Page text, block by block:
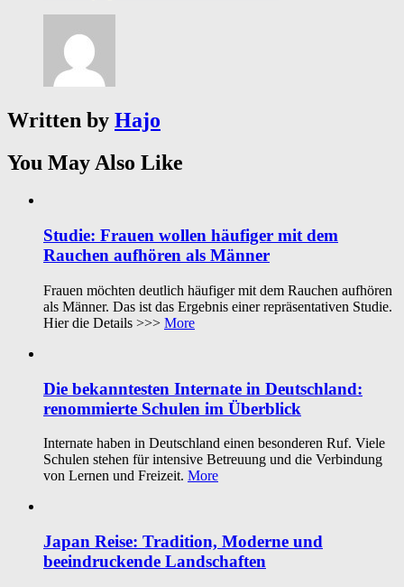
Written by Hajo
You May Also Like
Studie: Frauen wollen häufiger mit dem
Rauchen aufhören als Männer
Frauen möchten deutlich häufiger mit dem Rauchen aufhören
als Männer. Das ist das Ergebnis einer repräsentativen Studie.
Hier die Details >>> More
Die bekanntesten Internate in Deutschland:
renommierte Schulen im Überblick
Internate haben in Deutschland einen besonderen Ruf. Viele
Schulen stehen für intensive Betreuung und die Verbindung
von Lernen und Freizeit. More
Japan Reise: Tradition, Moderne und
beeindruckende Landschaften